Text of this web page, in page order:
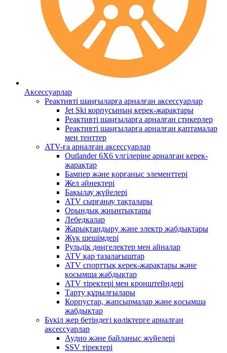
Аксессуарлар
Реактивті шаңғыларға арналған аксессуарлар
Jet Ski корпусының керек-жарақтары
Реактивті шаңғыларға арналған стикерлер
Реактивті шаңғыларға арналған қаптамалар
мен тенттер
ATV-ға арналған аксессуарлар
Outlander 6X6 үлгілеріне арналған керек-
жарақтар
Бампер және қорғаныс элементтері
Жел әйнектері
Бақылау жүйелері
ATV сырғанау тақталары
Орындық жиынтықтары
Лебедкалар
Жарықтандыру және электр жабдықтары
Жүк шешімдері
Рульдік дөңгелектер мен айналар
ATV қар тазалағыштар
ATV спорттық керек-жарақтары және
қосымша жабдықтар
ATV тіректері мен кронштейндері
Тарту құрылғылары
Корпустар, жапсырмалар және қосымша
жабдықтар
Бүкіл жер бетіндегі көліктерге арналған
аксессуарлар
Аудио және байланыс жүйелері
SSV тіректері